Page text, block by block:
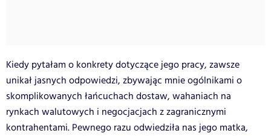
Kiedy pytałam o konkrety dotyczące jego pracy, zawsze
unikał jasnych odpowiedzi, zbywając mnie ogólnikami o
skomplikowanych łańcuchach dostaw, wahaniach na
rynkach walutowych i negocjacjach z zagranicznymi
kontrahentami. Pewnego razu odwiedziła nas jego matka,